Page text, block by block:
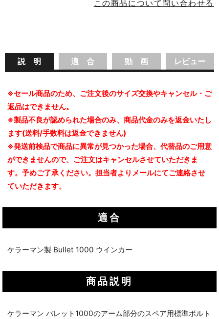
この商品について問い合わせる
説 明 適 合 動 画 レビュー
※セール商品のため、ご注文後のサイズ交換やキャンセル・ご
返品はできません。
※製品不良が認められた場合のみ、商品代金のみを返金いたし
ます(送料/手数料は返金できません)
※発送前検品で商品に異常が見つかった場合、代替品のご用意
ができませんので、ご注文はキャンセルさせていただきま
す。予めご了承ください。担当者よりメールにてご連絡させ
ていただきます。
適合
ケラーマン製 Bullet 1000 ウインカー
商品説明
ケラーマン バレット1000のアーム部分のスペア用標準ボルト